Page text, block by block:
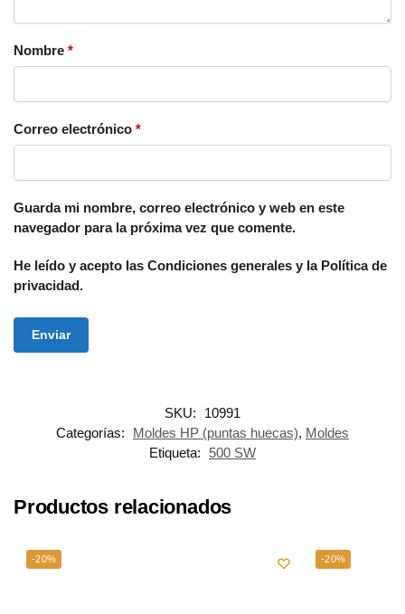
Nombre *
Correo electrónico *
Guarda mi nombre, correo electrónico y web en este
navegador para la próxima vez que comente.
He leído y acepto las Condiciones generales y la Política de
privacidad.
SKU:
10991
Categorías:
Moldes HP (puntas huecas), Moldes
Etiqueta:
500 SW
Productos relacionados
-20% -20%